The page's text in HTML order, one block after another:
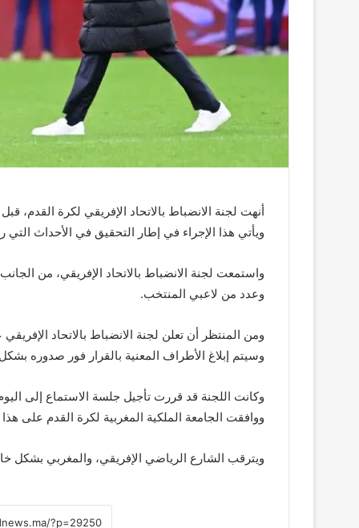
أنهت لجنة الانضباط بالاتحاد الإفريقي لكرة القدم،
ويأتي هذا الإجراء في إطار التحقيق في الأحداث التي
واستمعت لجنة الانضباط بالاتحاد الإفريقي، من
وعدد من لاعبي المنتخب.
ومن المنتظر أن تعلن لجنة الانضباط بالاتحاد
وسيتم إبلاغ الأطراف المعنية بالقرار فور صدوره
وكانت اللجنة قد قررت تأجيل جلسة الاستماع إلى
ووافقت الجامعة الملكية المغربية لكرة القدم على
ويترقب الشارع الرياضي الإفريقي، والمغربي بشكل